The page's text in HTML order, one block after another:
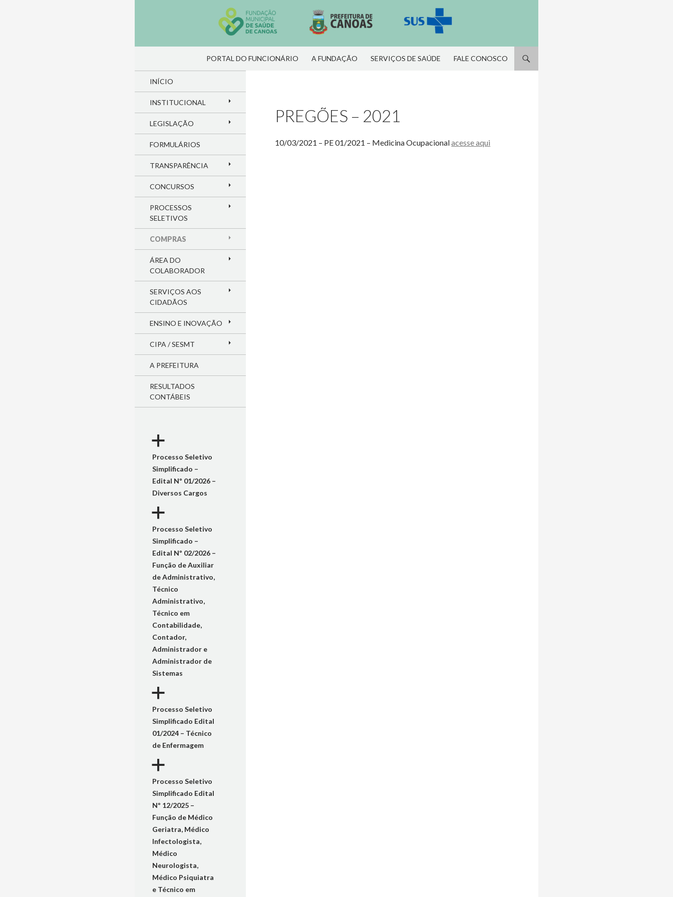
PORTAL DO FUNCIONÁRIO A FUNDAÇÃO SERVIÇOS DE SAÚDE FALE CONOSCO
PREGÕES – 2021
10/03/2021 – PE 01/2021 – Medicina Ocupacionalacesse aqui
INÍCIO
INSTITUCIONAL
LEGISLAÇÃO
FORMULÁRIOS
TRANSPARÊNCIA
CONCURSOS
PROCESSOS
SELETIVOS
COMPRAS
ÁREA DO
COLABORADOR
SERVIÇOS AOS
CIDADÃOS
ENSINO E INOVAÇÃO
CIPA / SESMT
A PREFEITURA
RESULTADOS
CONTÁBEIS
a
Processo Seletivo
Simplificado –
Edital Nº 01/2026 –
Diversos Cargos
a
Processo Seletivo
Simplificado –
Edital Nº 02/2026 –
Função de Auxiliar
de Administrativo,
Técnico
Administrativo,
Técnico em
Contabilidade,
Contador,
Administrador e
Administrador de
Sistemas
a
Processo Seletivo
Simplificado Edital
01/2024 – Técnico
de Enfermagem
a
Processo Seletivo
Simplificado Edital
Nº 12/2025 –
Função de Médico
Geriatra, Médico
Infectologista,
Médico
Neurologista,
Médico Psiquiatra
e Técnico em